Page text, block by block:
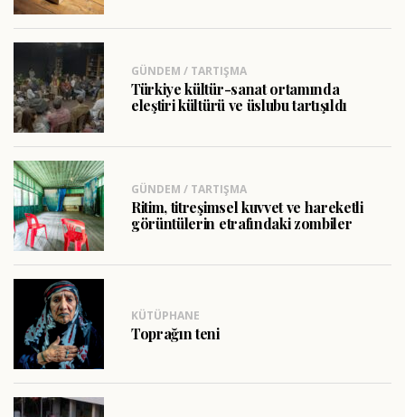
GÜNDEM / TARTIŞMA
Türkiye kültür-sanat ortamında
eleştiri kültürü ve üslubu tartışıldı
GÜNDEM / TARTIŞMA
Ritim, titreşimsel kuvvet ve hareketli
görüntülerin etrafındaki zombiler
KÜTÜPHANE
Toprağın teni